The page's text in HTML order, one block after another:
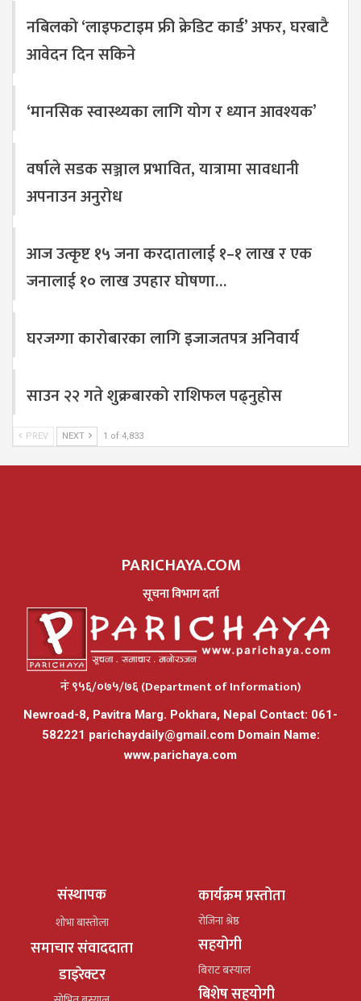
नबिलको ‘लाइफटाइम फ्री क्रेडिट कार्ड’ अफर, घरबाटै
आवेदन दिन सकिने
‘मानसिक स्वास्थ्यका लागि योग र ध्यान आवश्यक’
वर्षाले सडक सञ्जाल प्रभावित, यात्रामा सावधानी
अपनाउन अनुरोध
आज उत्कृष्ट १५ जना करदातालाई १–१ लाख र एक
जनालाई १० लाख उपहार घोषणा…
घरजग्गा कारोबारका लागि इजाजतपत्र अनिवार्य
साउन २२ गते शुक्रबारको राशिफल पढ्नुहोस
PREV NEXT 1 of 4,833
PARICHAYA.COM
सूचना विभाग दर्ता
नंः ९५६/०७५/७६ (Department of Information)
Newroad-8, Pavitra Marg. Pokhara, Nepal Contact: 061-
582221 parichaydaily@gmail.comDomain Name:
www.parichaya.com
संस्थापक
शोभा बास्तोला
समाचार संवाददाता
डाइरेक्टर
कार्यक्रम प्रस्तोता
रोजिना श्रेष्ठ
सहयोगी
बिराट बस्याल
बिशेष सहयोगी